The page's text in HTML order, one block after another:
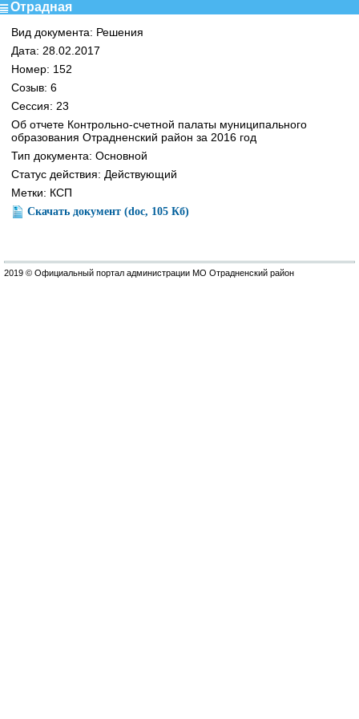
Отрадная
Вид документа: Решения
Дата: 28.02.2017
Номер: 152
Созыв: 6
Сессия: 23
Об отчете Контрольно-счетной палаты муниципального
образования Отрадненский район за 2016 год
Тип документа: Основной
Статус действия: Действующий
Метки: КСП
Скачать документ (doc, 105 Кб)
2019 © Официальный портал администрации МО Отрадненский район